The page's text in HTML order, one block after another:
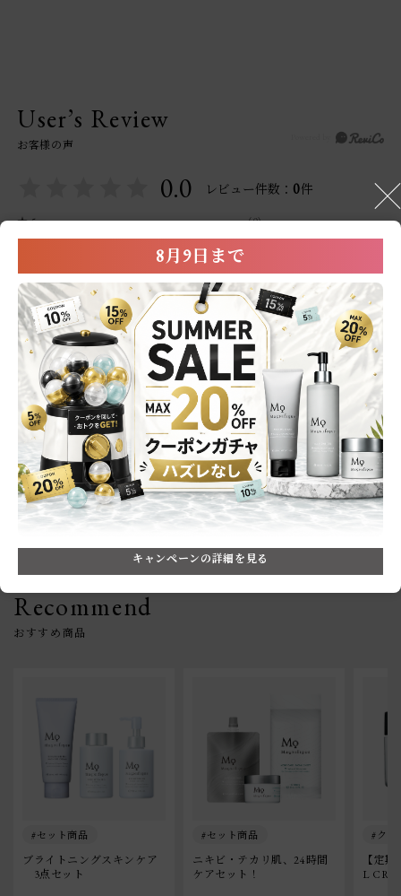
User’s Review
お客様の声
0.0 レビュー件数： 0件
★5
(0)
★ 2
(0)
★1 (0)
レビューはありません。
※レビュー投稿は商品到着後に配信されるレビュー依頼メールより投稿が可
能です。
Recommend
セット商品
ブライトニングスキンケア
3点セット
セット商品
ニキビ・テカリ肌、24時間
ケアセット！
クリ
【定
L
8月9日まで
キャンペーンの詳細を見る